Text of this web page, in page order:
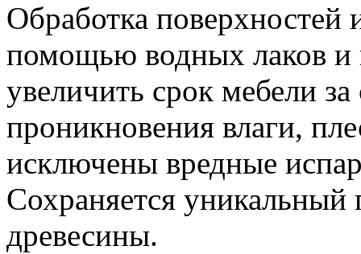
Обработка поверхностей
помощью водных лаков и
увеличить срок мебели
проникновения влаги,
исключены вредные
Сохраняется
древесины.